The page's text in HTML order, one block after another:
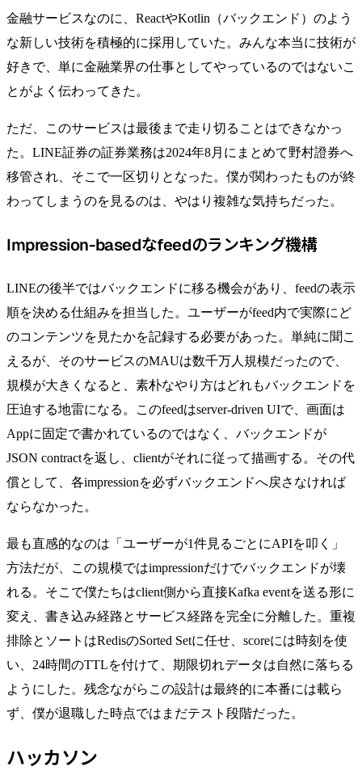
金融サービスなのに、ReactやKotlin（バックエンド）のよう
な新しい技術を積極的に採用していた。みんな本当に技術が
好きで、単に金融業界の仕事としてやっているのではないこ
とがよく伝わってきた。
ただ、このサービスは最後まで走り切ることはできなかっ
た。LINE証券の証券業務は2024年8月にまとめて野村證券へ
移管され、そこで一区切りとなった。僕が関わったものが終
わってしまうのを見るのは、やはり複雑な気持ちだった。
Impression-basedなfeedのランキング機構
LINEの後半ではバックエンドに移る機会があり、feedの表示
順を決める仕組みを担当した。ユーザーがfeed内で実際にど
のコンテンツを見たかを記録する必要があった。単純に聞こ
えるが、そのサービスのMAUは数千万人規模だったので、
規模が大きくなると、素朴なやり方はどれもバックエンドを
圧迫する地雷になる。このfeedはserver-driven UIで、画面は
Appに固定で書かれているのではなく、バックエンドが
JSON contractを返し、clientがそれに従って描画する。その代
償として、各impressionを必ずバックエンドへ戻さなければ
ならなかった。
最も直感的なのは「ユーザーが1件見るごとにAPIを叩く」
方法だが、この規模ではimpressionだけでバックエンドが壊
れる。そこで僕たちはclient側から直接Kafka eventを送る形に
変え、書き込み経路とサービス経路を完全に分離した。重複
排除とソートはRedisのSorted Setに任せ、scoreには時刻を使
い、24時間のTTLを付けて、期限切れデータは自然に落ちる
ようにした。残念ながらこの設計は最終的に本番には載ら
ず、僕が退職した時点ではまだテスト段階だった。
ハッカソン